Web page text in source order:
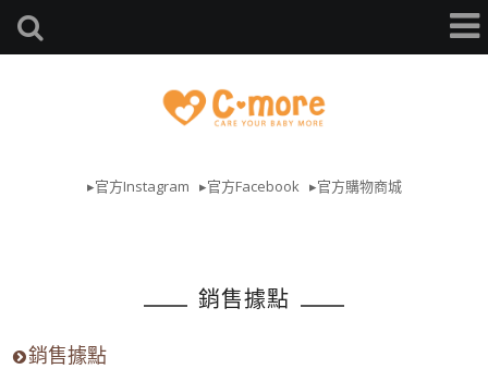
▸官方Instagram ▸官方Facebook ▸官方購物商城
銷售據點
銷售據點